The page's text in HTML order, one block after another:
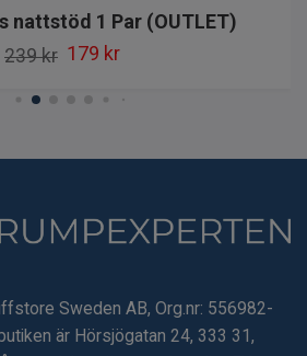
nattstöd 1 Par (OUTLET)
239 kr 179 kr
Sweden AB, Org.nr: 556982-
är Hörsjögatan 24, 333 31,